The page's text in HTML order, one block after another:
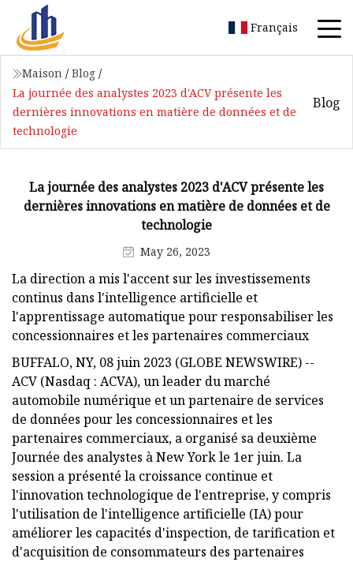
Français
Maison / Blog /
La journée des analystes 2023 d'ACV présente les
dernières innovations en matière de données et de
technologie
Blog
La journée des analystes 2023 d'ACV présente les
dernières innovations en matière de données et de
technologie
May 26, 2023
La direction a mis l'accent sur les investissements
continus dans l'intelligence artificielle et
l'apprentissage automatique pour responsabiliser les
concessionnaires et les partenaires commerciaux
BUFFALO, NY, 08 juin 2023 (GLOBE NEWSWIRE) --
ACV (Nasdaq : ACVA), un leader du marché
automobile numérique et un partenaire de services
de données pour les concessionnaires et les
partenaires commerciaux, a organisé sa deuxième
Journée des analystes à New York le 1er juin. La
session a présenté la croissance continue et
l'innovation technologique de l'entreprise, y compris
l'utilisation de l'intelligence artificielle (IA) pour
améliorer les capacités d'inspection, de tarification et
d'acquisition de consommateurs des partenaires